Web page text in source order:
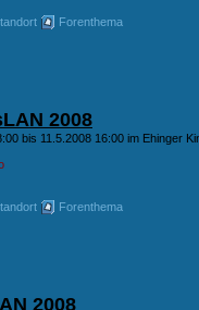
Forenthema
2008
bis 11.5.2008 16:00 im Ehinger
Forenthema
2008